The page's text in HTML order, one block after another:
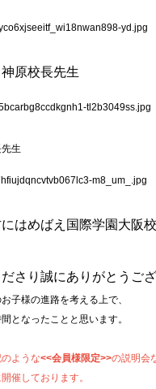
原校長先生
生
はめばえ国際学園大阪
さり誠にありがとうござ
子様の進路を考える上で、
となったことと思います。
ような<<会員様限定>>の説明会
催しております。